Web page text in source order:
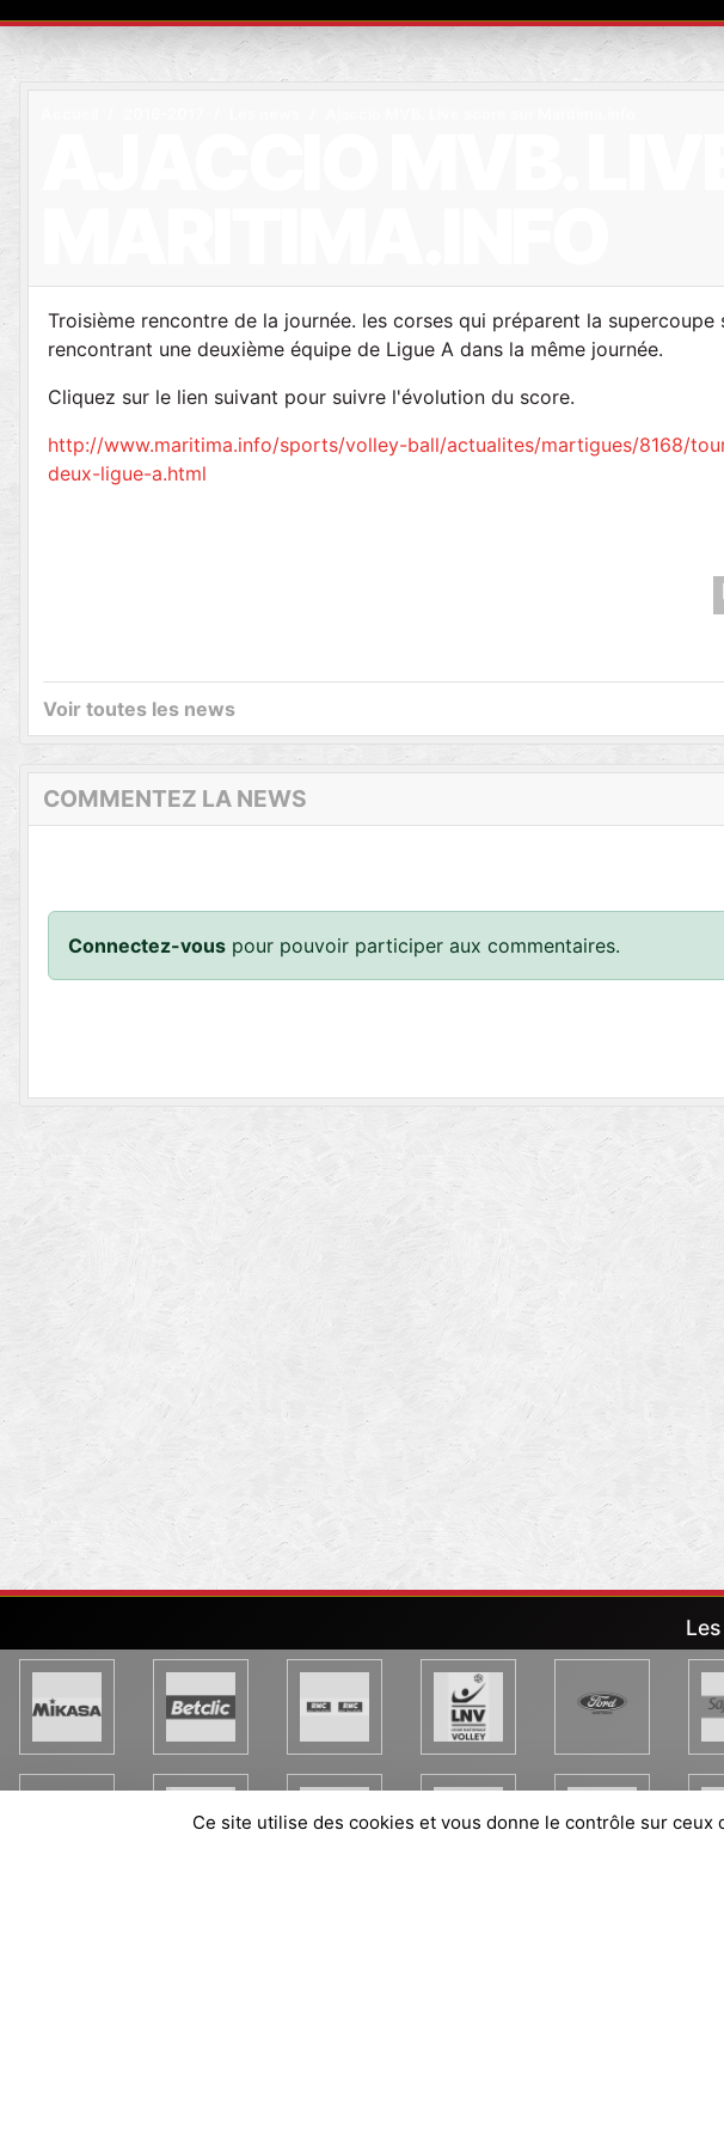
Troisième rencontre de la journée. les corses qui préparent la
rencontrant une deuxième équipe de Ligue A dans la même journée.
Cliquez sur le lien suivant pour suivre l'évolution du score.
http://www.maritima.info/sports/volley-ball/actualites/martigues/8168/
deux-ligue-a.html
Voir toutes les news
COMMENTEZ LA NEWS
Connectez-vous pour pouvoir participer aux commentaires.
Ce site utilise des cookies et vous donne le contrôle sur ceux